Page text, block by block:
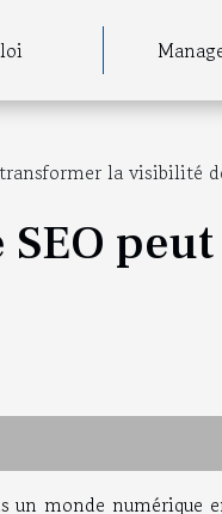
la visibilité
un monde numérique